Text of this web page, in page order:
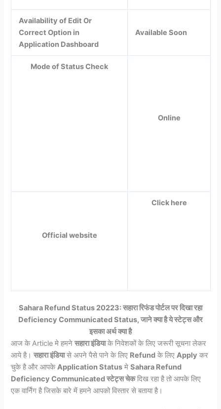
Availability of Edit Or
Correct Option in
Application Dashboard
Available Soon
Mode of Status Check
Online
Official website
Click here
Sahara Refund Status 20223: सहारा रिफंड पोर्टल पर दिखा रहा
Deficiency Communicated Status, जाने क्या है ये स्टेट्स और
इसका अर्थ क्या है
आज के Article मे हमनेसहारा इंडियाके निवेशकों के लिए जरूरी सूचना लेकर
आये है।सहारा इंडियासे अपने पैसे पाने के लिए Refund के लिएApply कर
चुके है और आपकेApplication Status मेSahara Refund
Deficiency Communicated स्टेट्स चेकदिख रहा है तो आपके लिए
एक वार्निंग है जिसके बारे में हमने आपको विस्तार से बताया है।